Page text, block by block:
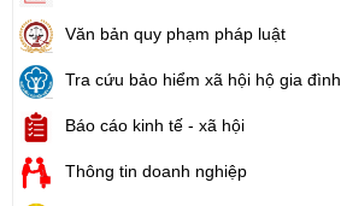
Văn bản quy phạm pháp luật
Tra cứu bảo hiểm xã hội hộ gia đình
Báo cáo kinh tế - xã hội
Thông tin doanh nghiệp